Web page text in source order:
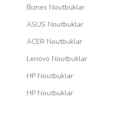
Biznes Noutbuklar
ASUS Noutbuklar
ACER Noutbuklar
Lenovo Noutbuklar
HP Noutbuklar
HP Noutbuklar